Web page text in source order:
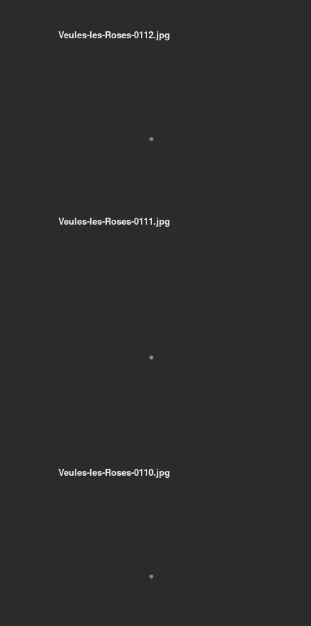
Veules-les-Roses-0112.jpg
Veules-les-Roses-0111.jpg
Veules-les-Roses-0110.jpg